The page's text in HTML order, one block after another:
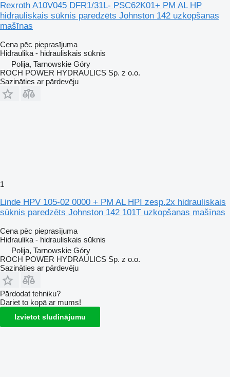
Rexroth A10V045 DFR1/31L- PSC62K01+ PM AL HP
hidrauliskais sūknis paredzēts Johnston 142 uzkopšanas
mašīnas
Cena pēc pieprasījuma
Hidraulika - hidrauliskais sūknis
Polija, Tarnowskie Góry
ROCH POWER HYDRAULICS Sp. z o.o.
Sazināties ar pārdevēju
1
Linde HPV 105-02 0000 + PM AL HPI zesp.2x hidrauliskais
sūknis paredzēts Johnston 142 101T uzkopšanas mašīnas
Cena pēc pieprasījuma
Hidraulika - hidrauliskais sūknis
Polija, Tarnowskie Góry
ROCH POWER HYDRAULICS Sp. z o.o.
Sazināties ar pārdevēju
Pārdodat tehniku?
Dariet to kopā ar mums!
Izvietot sludinājumu